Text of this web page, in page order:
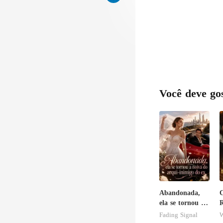
Você deve
Abandonada,
ela se tornou a
noiva do arqui-
Fading Signal